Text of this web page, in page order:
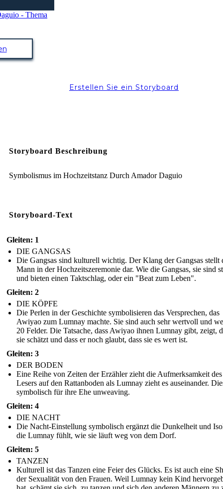
Erstellen Sie ein Storyboard
Storyboard Beschreibung
Symbolismus im Hochzeitstanz Durch Amador Daguio
Storyboard-Text
Gleiten: 1
DIE GANGSAS
Die Gangsas sind kulturell wichtig. Der Klang der Gangsas stellt
Mann in der Hochzeitszeremonie dar. Wie die Gangsas, sie sind
und bieten einen Taktschlag, oder ein "Beat zum Leben".
Gleiten: 2
DIE KÖPFE
Die Perlen in der Geschichte symbolisieren das Versprechen, das
Awiyao zum Lumnay machte. Sie sind auch sehr wertvoll und
20 Felder. Die Tatsache, dass Awiyao ihnen Lumnay gibt, zeigt,
sie schätzt und dass er noch glaubt, dass sie es wert ist.
Gleiten: 3
DER BODEN
Eine Reihe von Zeiten der Erzähler zieht die Aufmerksamkeit des
Lesers auf den Rattanboden als Lumnay zieht es auseinander.
symbolisch für ihre Ehe unweaving.
Gleiten: 4
DIE NACHT
Die Nacht-Einstellung symbolisch ergänzt die Dunkelheit und
die Lumnay fühlt, wie sie läuft weg von dem Dorf.
Gleiten: 5
TANZEN
Kulturell ist das Tanzen eine Feier des Glücks. Es ist auch eine
der Sexualität von den Frauen. Weil Lumnay kein Kind